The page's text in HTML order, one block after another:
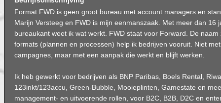
Format FWD is geen groot bureau met account managers en
Marijn Versteeg en FWD is mijn eenmanszaak. Met meer dan 16
bureaukant weet ik wat werkt. FWD staat voor Forward. De
formats (plannen en processen) help ik bedrijven vooruit. Niet
campagnes, maar met een aanpak die werkt en blijft werken.
Ik heb gewerkt voor bedrijven als BNP Paribas, Boels Rental,
123inkt/123accu, Green-Bubble, Mooieplinten, Gamestate en
management- en uitvoerende rollen, voor B2C, B2B, D2C en